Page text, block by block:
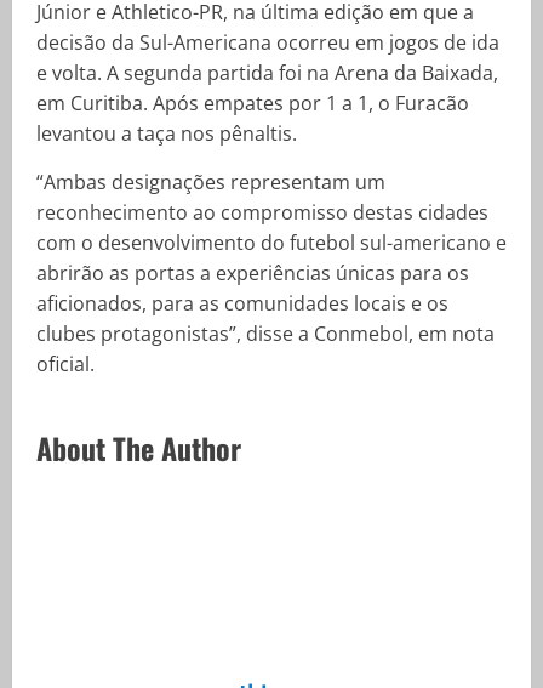
Júnior e Athletico-PR, na última edição em que a
decisão da Sul-Americana ocorreu em jogos de ida
e volta. A segunda partida foi na Arena da Baixada,
em Curitiba. Após empates por 1 a 1, o Furacão
levantou a taça nos pênaltis.
“Ambas designações representam um
reconhecimento ao compromisso destas cidades
com o desenvolvimento do futebol sul-americano e
abrirão as portas a experiências únicas para os
aficionados, para as comunidades locais e os
clubes protagonistas”, disse a Conmebol, em nota
oficial.
About The Author